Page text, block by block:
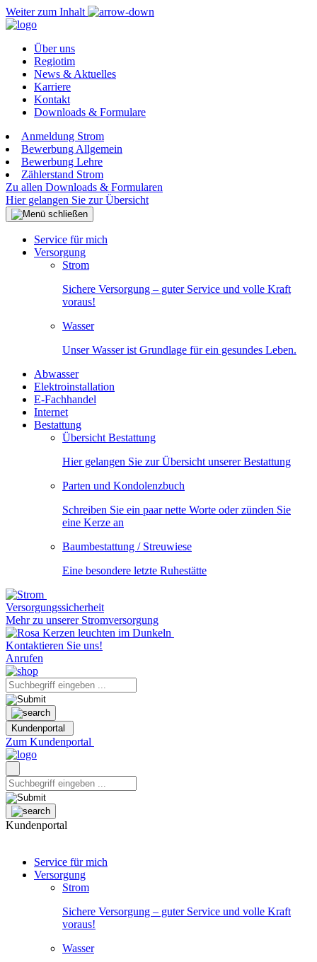
Weiter zum Inhalt
Über uns
Regiotim
News & Aktuelles
Karriere
Kontakt
Downloads & Formulare
Anmeldung Strom
Bewerbung Allgemein
Bewerbung Lehre
Zählerstand Strom
Zu allen Downloads & Formularen
Hier gelangen Sie zur Übersicht
Service für mich
Versorgung
Strom
Sichere Versorgung – guter Service und volle Kraft
voraus!
Wasser
Unser Wasser ist Grundlage für ein gesundes Leben.
Abwasser
Elektroinstallation
E-Fachhandel
Internet
Bestattung
Übersicht Bestattung
Hier gelangen Sie zur Übersicht unserer Bestattung
Parten und Kondolenzbuch
Schreiben Sie ein paar nette Worte oder zünden Sie
eine Kerze an
Baumbestattung / Streuwiese
Eine besondere letzte Ruhestätte
Versorgungssicherheit
Mehr zu unserer Stromversorgung
Kontaktieren Sie uns!
Anrufen
Kundenportal
Zum Kundenportal
Kundenportal
Service für mich
Versorgung
Strom
Sichere Versorgung – guter Service und volle Kraft
voraus!
Wasser